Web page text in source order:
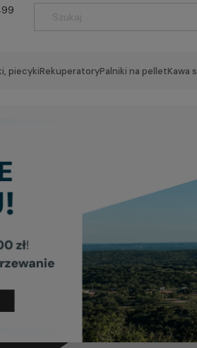
piecykiRekuperatoryPalniki na pelletKawa